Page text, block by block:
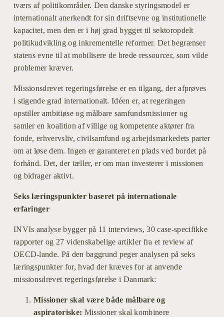
tværs af politikområder. Den danske styringsmodel er
internationalt anerkendt for sin driftsevne og institutionelle
kapacitet, men den er i høj grad bygget til sektoropdelt
politikudvikling og inkrementelle reformer. Det begrænser
statens evne til at mobilisere de brede ressourcer, som vilde
problemer kræver.
Missionsdrevet regeringsførelse er en tilgang, der afprøves
i stigende grad internationalt. Idéen er, at regeringen
opstiller ambitiøse og målbare samfundsmissioner og
samler en koalition af villige og kompetente aktører fra
fonde, erhvervsliv, civilsamfund og arbejdsmarkedets parter
om at løse dem. Ingen er garanteret en plads ved bordet på
forhånd. Det, der tæller, er om man investerer i missionen
og bidrager aktivt.
Seks læringspunkter baseret på internationale
erfaringer
INVIs analyse bygger på 11 interviews, 30 case-specifikke
rapporter og 27 videnskabelige artikler fra et review af
OECD-lande. På den baggrund peger analysen på seks
læringspunkter for, hvad der kræves for at anvende
missionsdrevet regeringsførelse i Danmark:
Missioner skal være både målbare og
aspiratoriske: Missioner skal kombinere